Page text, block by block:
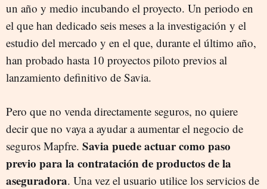
un año y medio incubando el proyecto. Un periodo en
el que han dedicado seis meses a la investigación y el
estudio del mercado y en el que, durante el último año,
han probado hasta 10 proyectos piloto previos al
lanzamiento definitivo de Savia.
Pero que no venda directamente seguros, no quiere
decir que no vaya a ayudar a aumentar el negocio de
seguros Mapfre. Savia puede actuar como paso
previo para la contratación de productos de la
aseguradora. Una vez el usuario utilice los servicios de